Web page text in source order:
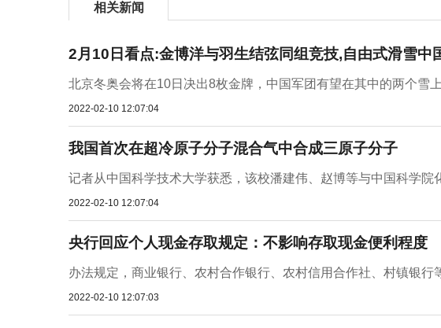
相关新闻
2月10日看点:金博洋与羽生结弦同组竞技,自由式滑雪中
北京冬奥会将在10日决出8枚金牌，中国军团有望在其中的两个雪
2022-02-10 12:07:04
我国首次在超冷原子分子混合气中合成三原子分子
记者从中国科学技术大学获悉，该校潘建伟、赵博等与中国科学院
2022-02-10 12:07:04
央行回应个人现金存取规定：不影响存取现金便利程度
办法规定，商业银行、农村合作银行、农村信用合作社、村镇银
2022-02-10 12:07:03